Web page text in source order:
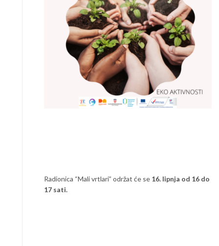
Radionica “Mali vrtlari” održat će se 16. lipnja od 16 do
17 sati.